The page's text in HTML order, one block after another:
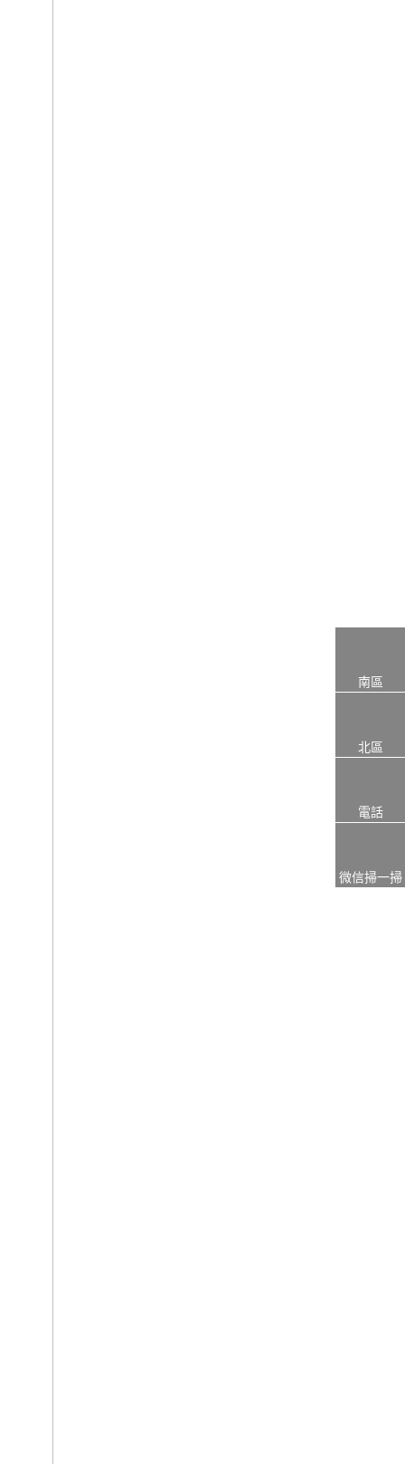
南區
北區
電話
微信掃一掃